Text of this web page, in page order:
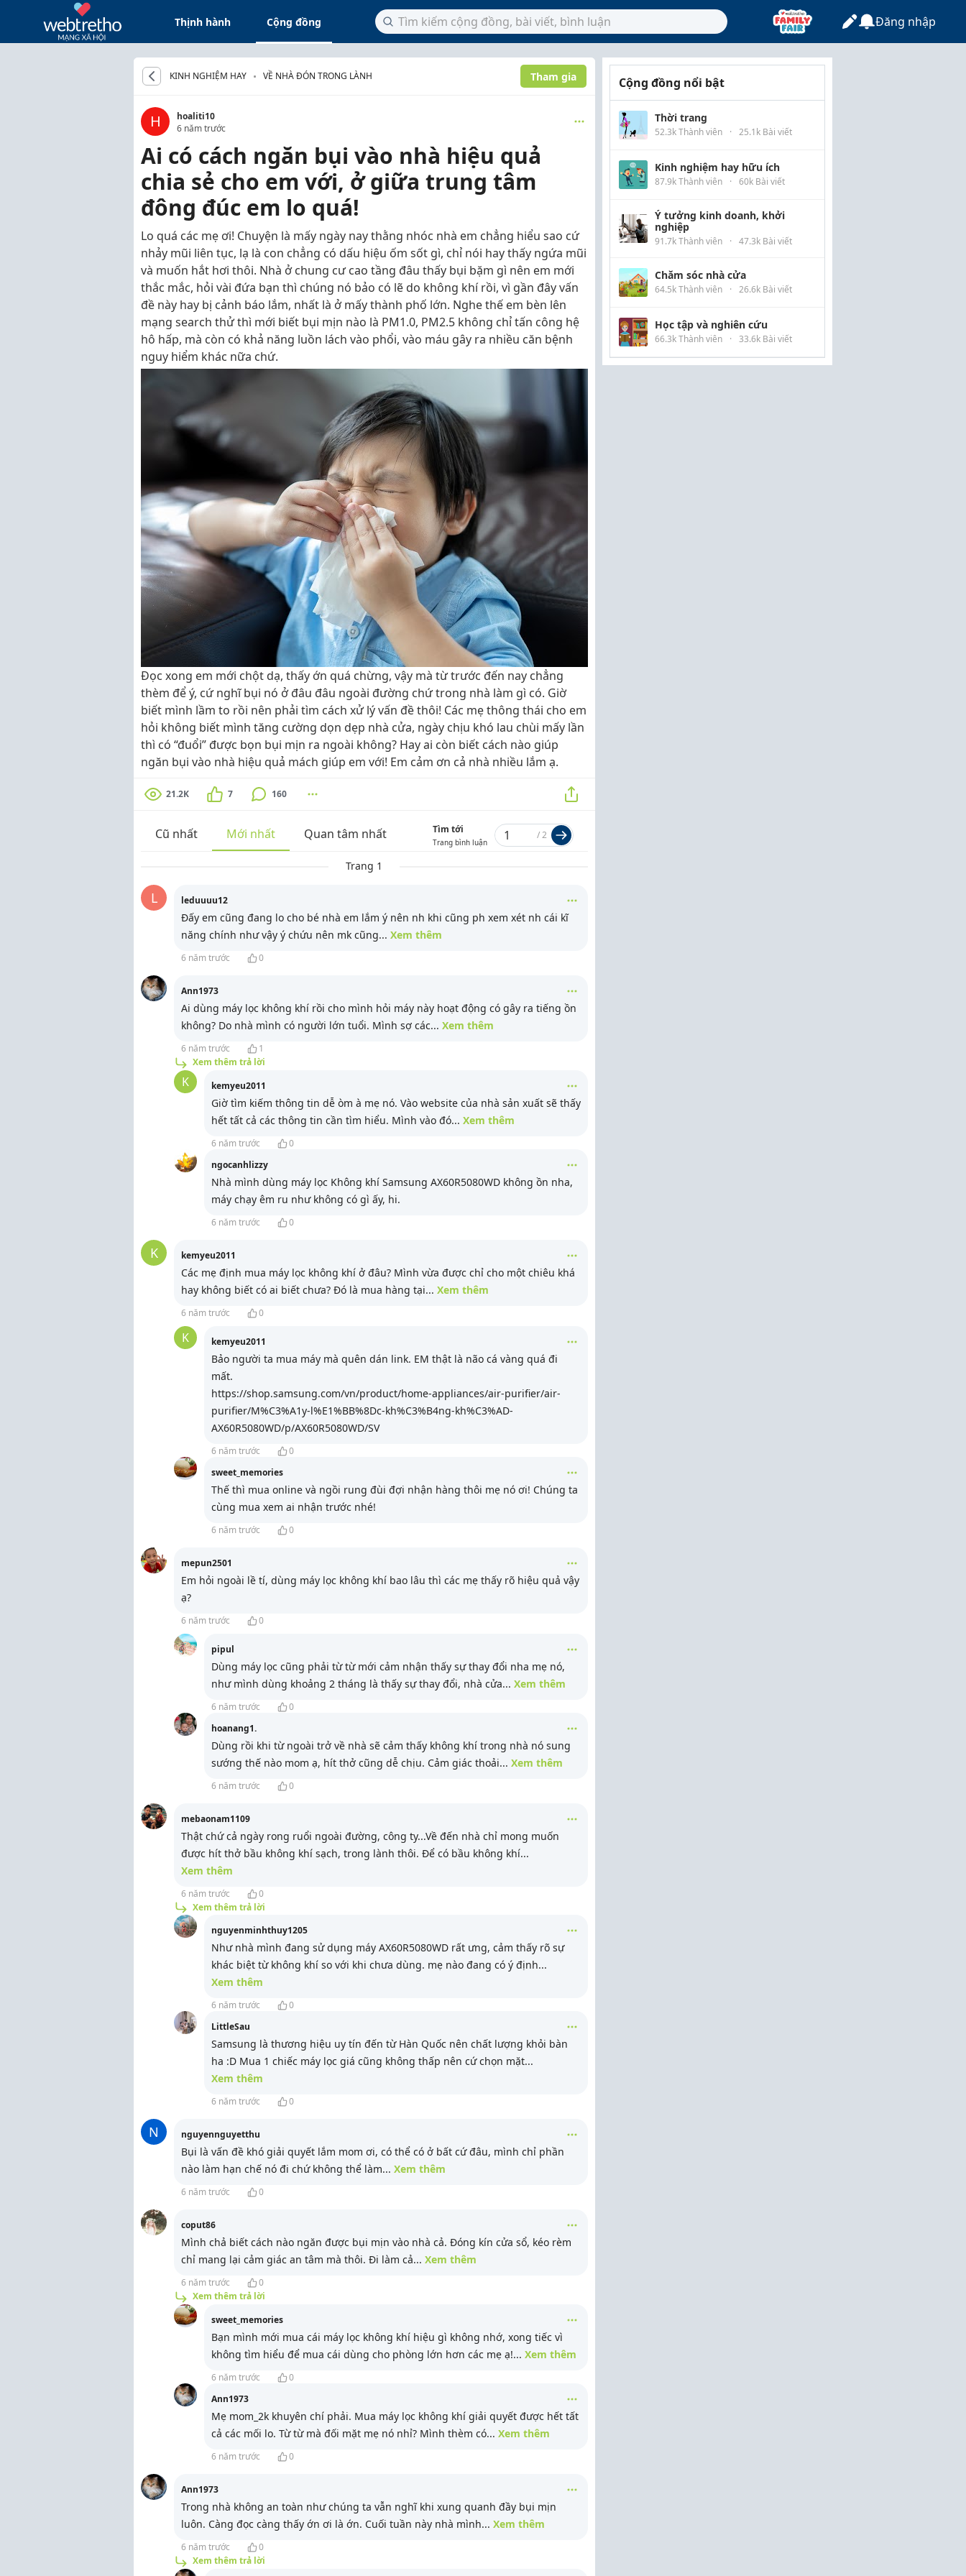
Thịnh hành Cộng đồng Đăng nhập
KINH NGHIỆM HAY VỀ NHÀ ĐÓN TRONG LÀNH Tham gia
H
hoaliti10
6 năm trước
Ai có cách ngăn bụi vào nhà hiệu quả
chia sẻ cho em với, ở giữa trung tâm
đông đúc em lo quá!
Lo quá các mẹ ơi! Chuyện là mấy ngày nay thằng nhóc nhà em chẳng hiểu sao cứ
nhảy mũi liên tục, lạ là con chẳng có dấu hiệu ốm sốt gì, chỉ nói hay thấy ngứa mũi
và muốn hắt hơi thôi. Nhà ở chung cư cao tầng đâu thấy bụi bặm gì nên em mới
thắc mắc, hỏi vài đứa bạn thì chúng nó bảo có lẽ do không khí rồi, vì gần đây vấn
đề này hay bị cảnh báo lắm, nhất là ở mấy thành phố lớn. Nghe thế em bèn lên
mạng search thử thì mới biết bụi mịn nào là PM1.0, PM2.5 không chỉ tấn công hệ
hô hấp, mà còn có khả năng luồn lách vào phổi, vào máu gây ra nhiều căn bệnh
nguy hiểm khác nữa chứ.
Đọc xong em mới chột dạ, thấy ớn quá chừng, vậy mà từ trước đến nay chẳng
thèm để ý, cứ nghĩ bụi nó ở đâu đâu ngoài đường chứ trong nhà làm gì có. Giờ
biết mình lầm to rồi nên phải tìm cách xử lý vấn đề thôi! Các mẹ thông thái cho em
hỏi không biết mình tăng cường dọn dẹp nhà cửa, ngày chịu khó lau chùi mấy lần
thì có “đuổi” được bọn bụi mịn ra ngoài không? Hay ai còn biết cách nào giúp
ngăn bụi vào nhà hiệu quả mách giúp em với! Em cảm ơn cả nhà nhiều lắm ạ.
21.2K 7 160
Cũ nhất Mới nhất Quan tâm nhất Tìm tới
Trang bình luận
/2
Trang 1
L leduuuu12
Đấy em cũng đang lo cho bé nhà em lắm ý nên nh khi cũng ph xem xét nh cái kĩ
năng chính như vậy ý chứu nên mk cũng... Xem thêm
6 năm trước 0
Ann1973
Ai dùng máy lọc không khí rồi cho mình hỏi máy này hoạt động có gây ra tiếng ồn
không? Do nhà mình có người lớn tuổi. Mình sợ các... Xem thêm
6 năm trước
1
Xem thêm trả lời
K kemyeu2011
Giờ tìm kiếm thông tin dễ òm à mẹ nó. Vào website của nhà sản xuất sẽ thấy
hết tất cả các thông tin cần tìm hiểu. Mình vào đó... Xem thêm
6 năm trước
0
ngocanhlizzy
Nhà mình dùng máy lọc Không khí Samsung AX60R5080WD không ồn nha,
máy chạy êm ru như không có gì ấy, hi.
6 năm trước 0
K kemyeu2011
Các mẹ định mua máy lọc không khí ở đâu? Mình vừa được chỉ cho một chiêu khá
hay không biết có ai biết chưa? Đó là mua hàng tại... Xem thêm
6 năm trước 0
K kemyeu2011
Bảo người ta mua máy mà quên dán link. EM thật là não cá vàng quá đi
mất.
https://shop.samsung.com/vn/product/home-appliances/air-purifier/air-
purifier/M%C3%A1y-l%E1%BB%8Dc-kh%C3%B4ng-kh%C3%AD-
AX60R5080WD/p/AX60R5080WD/SV
6 năm trước
0
sweet_memories
Thế thì mua online và ngồi rung đùi đợi nhận hàng thôi mẹ nó ơi! Chúng ta
cùng mua xem ai nhận trước nhé!
6 năm trước 0
mepun2501
Em hỏi ngoài lề tí, dùng máy lọc không khí bao lâu thì các mẹ thấy rõ hiệu quả vậy
ạ?
6 năm trước 0
pipul
Dùng máy lọc cũng phải từ từ mới cảm nhận thấy sự thay đổi nha mẹ nó,
như mình dùng khoảng 2 tháng là thấy sự thay đổi, nhà cửa... Xem thêm
6 năm trước
0
hoanang1.
Dùng rồi khi từ ngoài trở về nhà sẽ cảm thấy không khí trong nhà nó sung
sướng thế nào mom ạ, hít thở cũng dễ chịu. Cảm giác thoải... Xem thêm
6 năm trước 0
mebaonam1109
Thật chứ cả ngày rong ruổi ngoài đường, công ty...Về đến nhà chỉ mong muốn
được hít thở bầu không khí sạch, trong lành thôi. Để có bầu không khí...
Xem thêm
6 năm trước
0
Xem thêm trả lời
nguyenminhthuy1205
Như nhà mình đang sử dụng máy AX60R5080WD rất ưng, cảm thấy rõ sự
khác biệt từ không khí so với khi chưa dùng. mẹ nào đang có ý định...
Xem thêm
6 năm trước
0
LittleSau
Samsung là thương hiệu uy tín đến từ Hàn Quốc nên chất lượng khỏi bàn
ha :D Mua 1 chiếc máy lọc giá cũng không thấp nên cứ chọn mặt...
Xem thêm
6 năm trước 0
N nguyennguyetthu
Bụi là vấn đề khó giải quyết lắm mom ơi, có thể có ở bất cứ đâu, mình chỉ phần
nào làm hạn chế nó đi chứ không thể làm... Xem thêm
6 năm trước 0
coput86
Mình chả biết cách nào ngăn được bụi mịn vào nhà cả. Đóng kín cửa sổ, kéo rèm
chỉ mang lại cảm giác an tâm mà thôi. Đi làm cả... Xem thêm
6 năm trước
0
Xem thêm trả lời
sweet_memories
Bạn mình mới mua cái máy lọc không khí hiệu gì không nhớ, xong tiếc vì
không tìm hiểu để mua cái dùng cho phòng lớn hơn các mẹ ạ!... Xem thêm
6 năm trước
0
Ann1973
Mẹ mom_2k khuyên chí phải. Mua máy lọc không khí giải quyết được hết tất
cả các mối lo. Từ từ mà đối mặt mẹ nó nhỉ? Mình thèm có... Xem thêm
6 năm trước 0
Ann1973
Trong nhà không an toàn như chúng ta vẫn nghĩ khi xung quanh đầy bụi mịn
luôn. Càng đọc càng thấy ớn ơi là ớn. Cuối tuần này nhà mình... Xem thêm
6 năm trước
0
Xem thêm trả lời
Cộng đồng nổi bật
Thời trang
52.3k Thành viên · 25.1k Bài viết
Kinh nghiệm hay hữu ích
87.9k Thành viên · 60k Bài viết
Ý tưởng kinh doanh, khởi
nghiệp
91.7k Thành viên · 47.3k Bài viết
Chăm sóc nhà cửa
64.5k Thành viên · 26.6k Bài viết
Học tập và nghiên cứu
66.3k Thành viên · 33.6k Bài viết